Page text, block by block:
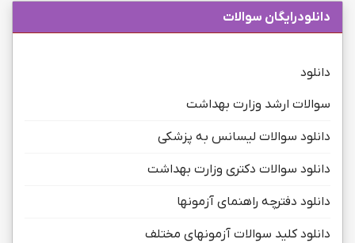
دانلودرایگان سوالات
دانلود
سوالات ارشد وزارت بهداشت
دانلود سوالات لیسانس به پزشکی
دانلود سوالات دکتری وزارت بهداشت
دانلود دفترچه راهنمای آزمونها
دانلود کلید سوالات آزمونهای مختلف